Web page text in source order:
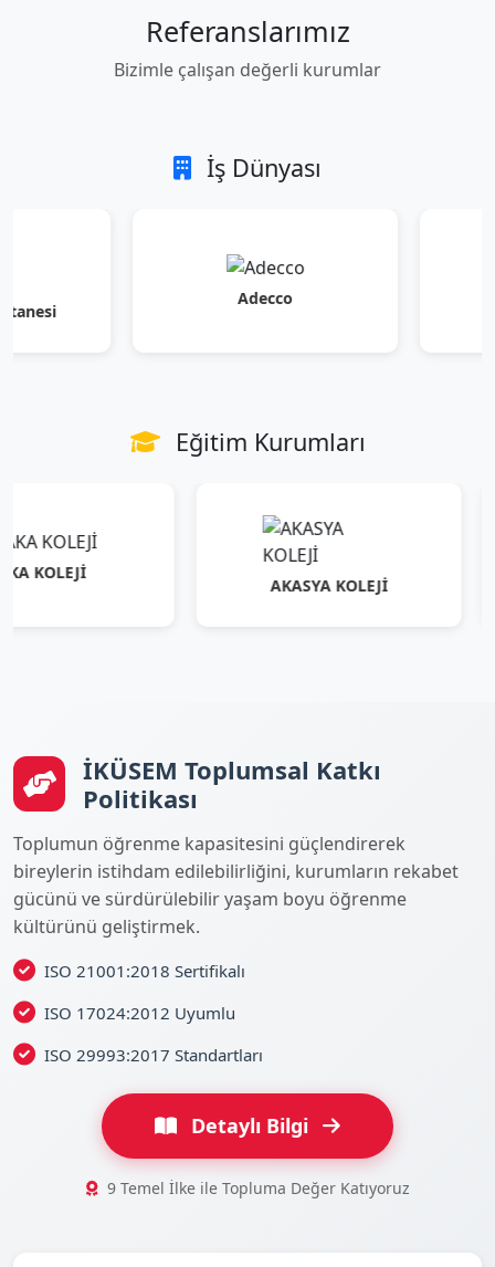
Referanslarımız
Bizimle çalışan değerli kurumlar
İş Dünyası
Adecco
Eğitim Kurumları
AKASYA KOLEJİ
İKÜSEM Toplumsal Katkı
Politikası
Toplumun öğrenme kapasitesini güçlendirerek
bireylerin istihdam edilebilirliğini, kurumların rekabet
gücünü ve sürdürülebilir yaşam boyu öğrenme
kültürünü geliştirmek.
ISO 21001:2018 Sertifikalı
ISO 17024:2012 Uyumlu
ISO 29993:2017 Standartları
Detaylı Bilgi
9 Temel İlke ile Topluma Değer Katıyoruz